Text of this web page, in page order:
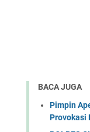
BACA JUGA
Pimpin
Provokasi